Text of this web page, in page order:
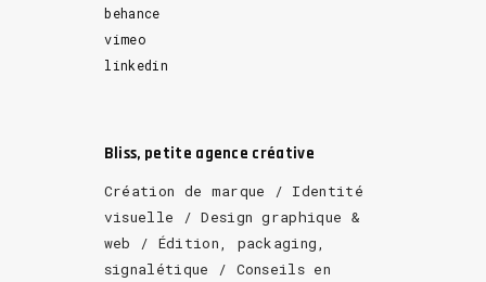
behance
vimeo
linkedin
Bliss, petite agence créative
Création de marque / Identité
visuelle / Design graphique &
web / Édition, packaging,
signalétique / Conseils en